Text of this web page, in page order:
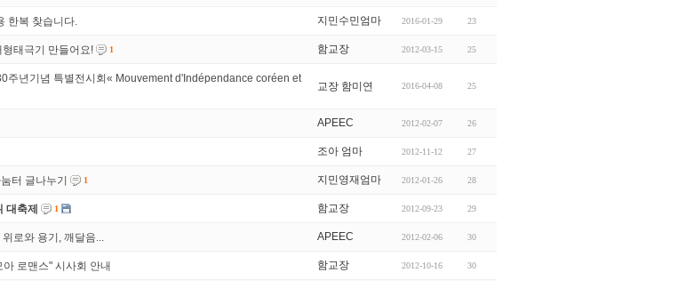
한복 찾습니다. 지민수민엄마 2016-01-29 23
형태극기 만들어요! 1 함교장 2012-03-15 25
주년기념 특별전시회« Mouvement d'Indépendance coréen et
교장 함미연 2016-04-08 25
APEEC 2012-02-07 26
조아 엄마 2012-11-12 27
터 글나누기 1 지민영재엄마 2012-01-26 28
대축제 1 함교장 2012-09-23 29
로와 용기, 깨달음... APEEC 2012-02-06 30
아 로맨스" 시사회 안내 함교장 2012-10-16 30